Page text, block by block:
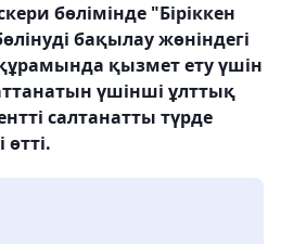
бөлімінде "Біріккен
бақылау жөніндегі
қызмет ету үшін
үшінші ұлттық
салтанатты түрде